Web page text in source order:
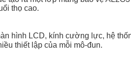
thọ cao.
hình LCD, kính cường lực, hệ
thiết lập của mỗi mô-đun.